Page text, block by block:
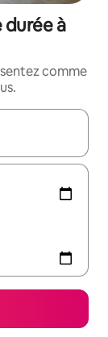
à
comme
vers le